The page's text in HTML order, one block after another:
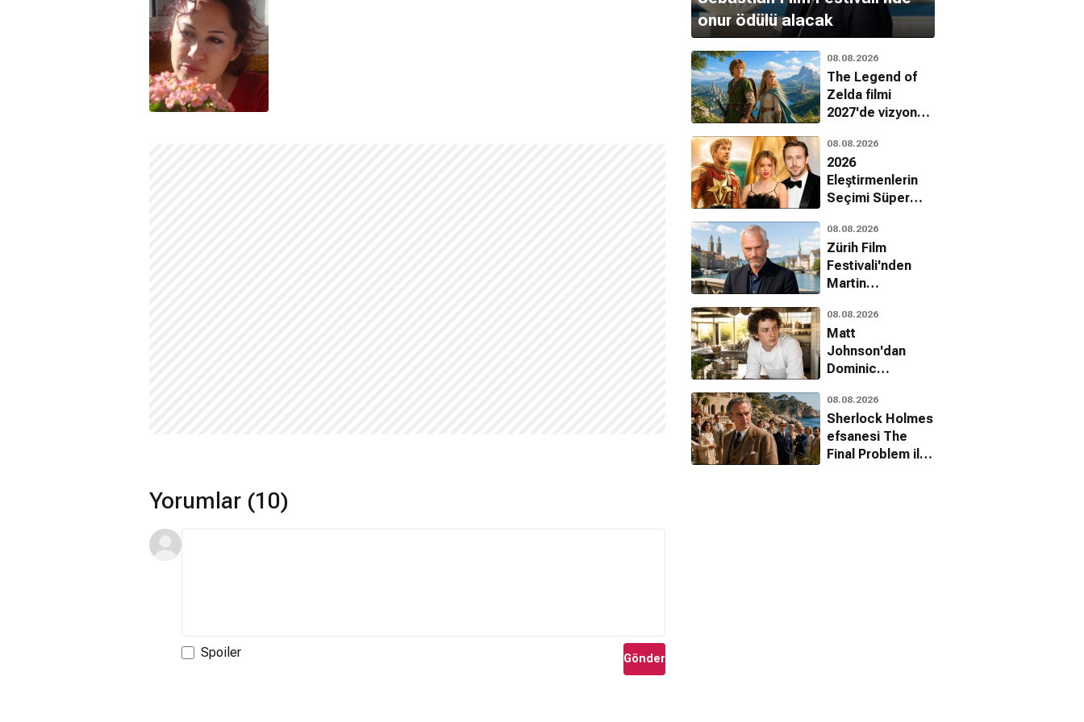
*Bu alandaki içerikler genel bilgi vermek amacıyla sunulur. Doğruluğu ve güncelliği garanti edilmemektedir.
(15.04.2026)
Yorumlar (10)
Spoiler Gönder
onur ödülü alacak
08.08.2026
The Legend of
Zelda filmi
2027'de vizyona
08.08.2026
2026
Eleştirmenlerin
Seçimi Süper
sahiplerini buldu
08.08.2026
Zürih Film
Festivali'nden
Martin
ödülü
08.08.2026
Matt
Johnson'dan
Dominic
tavsiye:
Hazırlanma
08.08.2026
Sherlock Holmes
efsanesi The
Final Problem ile